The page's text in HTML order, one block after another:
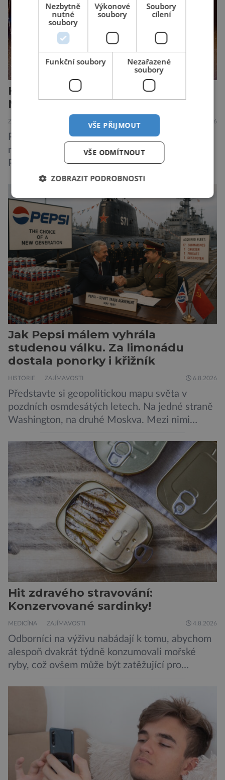
Harry Potter: The Exhibition.
Neplecha zahájena…
ZAJÍMAVOSTI 6.8.2026
Pražské Letňany se na půl roku proměnily v
malý kus kouzelnického světa. Výstava Harry
Potter™: The Exhibition přivezla do Česka
originální filmové kostýmy a rekvizity,
kterých si můžete zkusit kouzla na vlastní kůži.
Nechte tedy mudlovské starosti přede dveřmi.
Neplecha byla zahájena. Dopis z Bradavic
možná stále nepřišel, ale […]
Jak Pepsi málem vyhrála
studenou válku. Za limonádu
dostala ponorky i křižník
HISTORIE ZAJÍMAVOSTI 6.8.2026
Představte si geopolitickou mapu světa v
pozdních osmdesátých letech. Na jedné straně
Washington, na druhé Moskva. Mezi nimi
padesátkrát dokola, železná opona a miliony
vojáků v permanentní pohotovosti. A pak je tu
Donald Kendall, generální ředitel společnosti
PepsiCo, který se v květnu roku 1989 stává
admirálem flotily, jež čítá sedmnáct […]
Hit zdravého stravování:
Konzervované sardinky!
MEDICÍNA ZAJÍMAVOSTI 4.8.2026
Odborníci na výživu nabádají k tomu, abychom
alespoň dvakrát týdně konzumovali mořské
ryby, což ovšem může být zatěžující pro
doporučení se nyní staly konzervované
sardinky, které si může dovolit opravdu každý
„Místo toho, aby poskytovaly izolované
mononutrienty, jsou rybí konzervy kompletní
potravinou,“ říká nutriční specialista Colin
Robertson a zdůrazňuje […]
Nezbytně
nutné
soubory
Výkonové
soubory
Soubory
cílení
Funkční soubory
Nezařazené
soubory
VŠE PŘIJMOUT
VŠE ODMÍTNOUT
ZOBRAZIT PODROBNOSTI